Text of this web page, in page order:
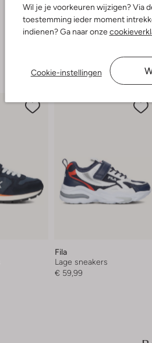
Wil je je voorkeuren wijzigen? Via
toestemming ieder moment
indienen? Ga naar onze
Cookie-instellingen
Fila
Lage sneakers
€ 59,99